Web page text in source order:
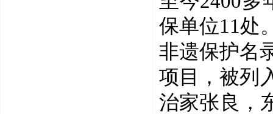
保单位11处
非遗保护名
项目，被列
治家张良，